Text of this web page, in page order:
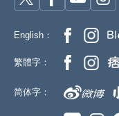
English：
繁體字：
简体字：